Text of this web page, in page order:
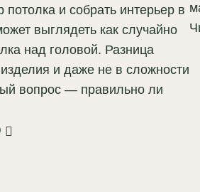
потолка и собрать интерьер в
выглядеть как случайно
над головой. Разница
и даже не в сложности
вопрос — правильно ли